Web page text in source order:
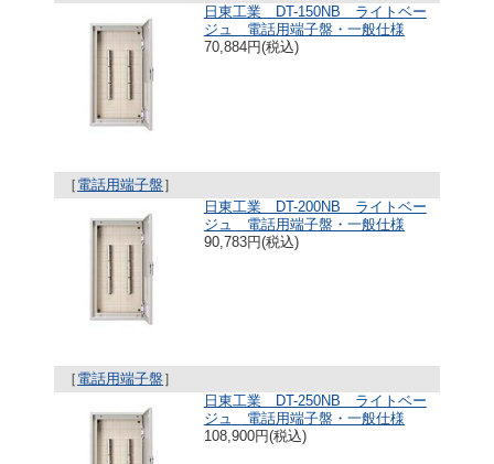
日東工業 DT-150NB ライトベー
ジュ 電話用端子盤・一般仕様
70,884円(税込)
［ 電話用端子盤］
日東工業 DT-200NB ライトベー
ジュ 電話用端子盤・一般仕様
90,783円(税込)
［ 電話用端子盤］
日東工業 DT-250NB ライトベー
ジュ 電話用端子盤・一般仕様
108,900円(税込)